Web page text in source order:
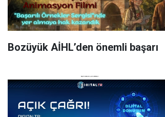
Bozüyük AİHL’den önemli başarı